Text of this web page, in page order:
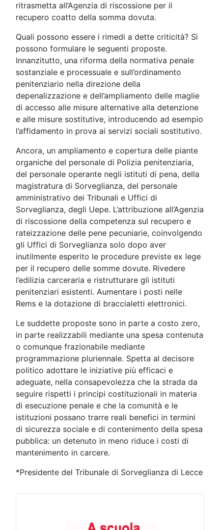
ritrasmetta all’Agenzia di riscossione per il
recupero coatto della somma dovuta.
Quali possono essere i rimedi a dette criticità? Si
possono formulare le seguenti proposte.
Innanzitutto, una riforma della normativa penale
sostanziale e processuale e sull’ordinamento
penitenziario nella direzione della
depenalizzazione e dell’ampliamento delle maglie
di accesso alle misure alternative alla detenzione
e alle misure sostitutive, introducendo ad esempio
l’affidamento in prova ai servizi sociali sostitutivo.
Ancora, un ampliamento e copertura delle piante
organiche del personale di Polizia penitenziaria,
del personale operante negli istituti di pena, della
magistratura di Sorveglianza, del personale
amministrativo dei Tribunali e Uffici di
Sorveglianza, degli Uepe. L’attribuzione all’Agenzia
di riscossione della competenza sul recupero e
rateizzazione delle pene pecuniarie, coinvolgendo
gli Uffici di Sorveglianza solo dopo aver
inutilmente esperito le procedure previste ex lege
per il recupero delle somme dovute. Rivedere
l’edilizia carceraria e ristrutturare gli istituti
penitenziari esistenti. Aumentare i posti nelle
Rems e la dotazione di braccialetti elettronici.
Le suddette proposte sono in parte a costo zero,
in parte realizzabili mediante una spesa contenuta
o comunque frazionabile mediante
programmazione pluriennale. Spetta al decisore
politico adottare le iniziative più efficaci e
adeguate, nella consapevolezza che la strada da
seguire rispetti i principi costituzionali in materia
di esecuzione penale e che la comunità e le
istituzioni possano trarre reali benefici in termini
di sicurezza sociale e di contenimento della spesa
pubblica: un detenuto in meno riduce i costi di
mantenimento in carcere.
*Presidente del Tribunale di Sorveglianza di Lecce